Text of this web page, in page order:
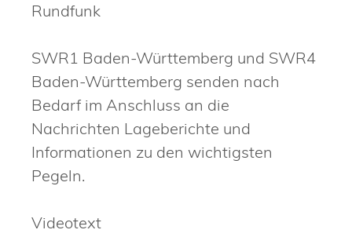
Rundfunk
SWR1 Baden-Württemberg und SWR4
Baden-Württemberg senden nach
Bedarf im Anschluss an die
Nachrichten Lageberichte und
Informationen zu den wichtigsten
Pegeln.
Videotext